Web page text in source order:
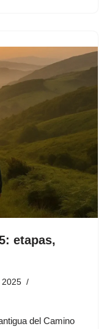
etapas,
2025
del Camino